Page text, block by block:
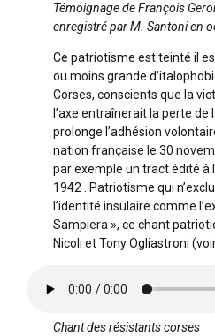
Témoignage de François
enregistré par M. Santoni en
Ce patriotisme est teinté il
ou moins grande
Corses, conscients que la
l’axe entraînerait la perte
prolonge l’adhésion
nation française le 30
par exemple un tract édité à
1942 . Patriotisme qui
l’identité insulaire comme
Sampiera », ce chant
Nicoli et Tony Ogliastroni
Chant des résistants corses